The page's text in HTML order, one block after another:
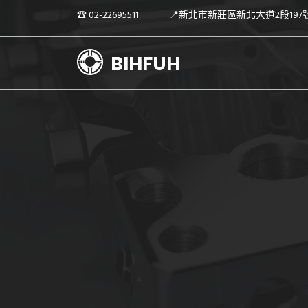
☎︎ 02-22695511 📍新北市新莊區新北大道2段197
BIHFUH